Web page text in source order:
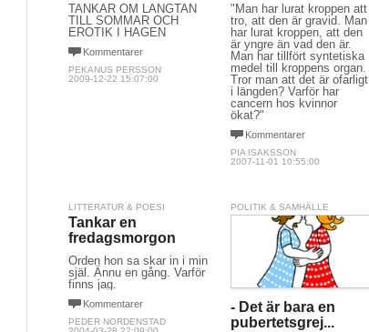
TANKAR OM LÄNGTAN
TILL SOMMAR OCH
EROTIK I HAGEN
Kommentarer
PEKANUS PERSSON
2009-12-22 15:07:00
"Man har lurat kroppen att
tro, att den är gravid. Man
har lurat kroppen, att den
är yngre än vad den är.
Man har tillfört syntetiska
medel till kroppens organ.
Tror man att det är ofarligt
i längden? Varför har
cancern hos kvinnor
ökat?"
Kommentarer
PIA ISAKSSON
2007-11-01 10:55:00
LITTERATUR & POESI
Tankar en
fredagsmorgon
Orden hon sa skar in i min
själ. Ännu en gång. Varför
finns jag.
Kommentarer
PEDER NORDENSTAD
POLITIK & SAMHÄLLE
- Det är bara en
pubertetsgrej...